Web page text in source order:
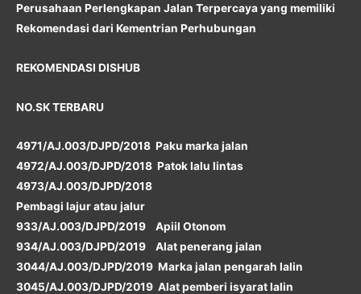
Perusahaan Perlengkapan Jalan Terpercaya yang memiliki
Rekomendasi dari Kementrian Perhubungan
REKOMENDASI DISHUB
NO.SK TERBARU
4971/AJ.003/DJPD/2018 Paku marka jalan
4972/AJ.003/DJPD/2018 Patok lalu lintas
4973/AJ.003/DJPD/2018
Pembagi lajur atau jalur
933/AJ.003/DJPD/2019 Apiil Otonom
934/AJ.003/DJPD/2019 Alat penerang jalan
3044/AJ.003/DJPD/2019 Marka jalan pengarah lalin
3045/AJ.003/DJPD/2019 Alat pemberi isyarat lalin